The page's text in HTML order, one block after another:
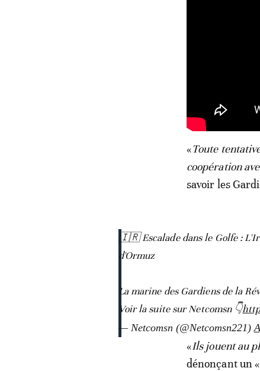
«Toute
coopération
savoir les
🇮🇷 Escalade dans le Golfe :
d'Ormuz
La marine des Gardiens de la
Voir la suite sur Netcomsn 👇
— Netcomsn (@Netcomsn221)
«Ils jouent au
dénonçant un «